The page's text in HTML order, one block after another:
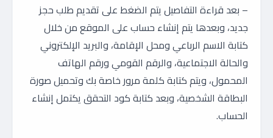
– بعد قراءة التفاصيل يتم الضغط على تقديم طلب حجز
جديد، وبعدها يتم إنشاء حساب على الموقع من خلال
كتابة الاسم الرباعي ومحل الإقامة، والبريد الإلكتروني
والحالة الاجتماعية، والرقم القومي ورقم الهاتف
المحمول، ويتم كتابة كلمة مرور خاصة بك وتحميل صورة
البطاقة الشخصية، وبعد كتابة كود التحقق يكتمل إنشاء
الحساب.